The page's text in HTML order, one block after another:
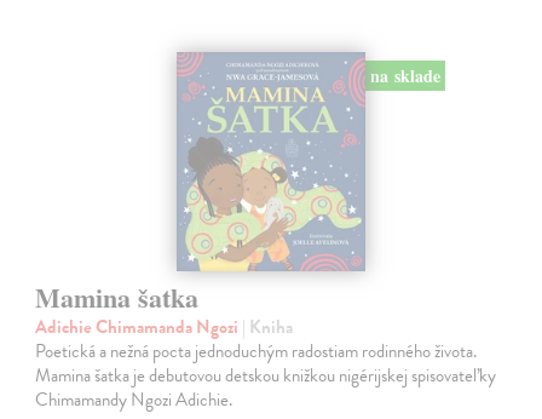
na sklade
Mamina šatka
Adichie Chimamanda Ngozi | Kniha
Poetická a nežná pocta jednoduchým radostiam rodinného života.
Mamina šatka je debutovou detskou knižkou nigérijskej spisovateľky
Chimamandy Ngozi Adichie.